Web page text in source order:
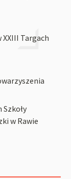
Targach
w Rawie